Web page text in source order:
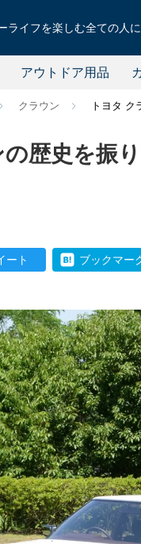
ライフを楽しむ全ての人
アウトドア用品
クラウン トヨタ ク
の歴史を振
ート ブックマー